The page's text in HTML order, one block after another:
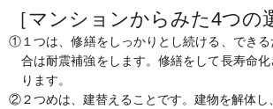
［マンションからみた4つの
①１つは、修繕をしっかりとし続ける、でき
合は耐震補強をします。修繕をして長寿
ります。
②２つめは、建替えることです。建物を解体